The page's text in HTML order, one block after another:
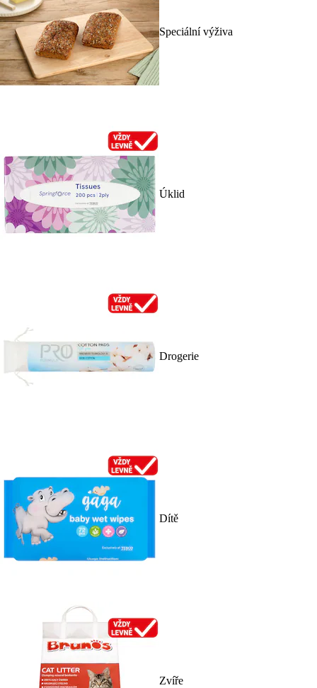
Speciální výživa
Úklid
Drogerie
Dítě
Zvíře